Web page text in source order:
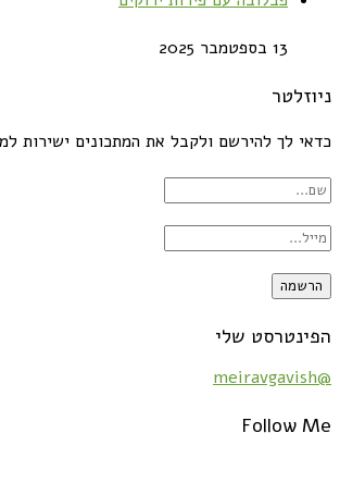
13 בספטמבר 2025
ניוזלטר
כדאי לך להירשם ולקבל את המתכונים ישירות
הפינטרסט שלי
@meiravgavish
Follow Me